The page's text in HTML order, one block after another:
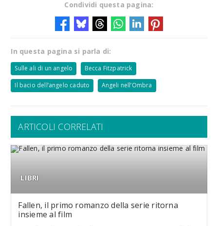
Condividi questa pagina:
In questa pagina si parla di:
Sulle ali di un angelo Becca Fitzpatrick
Il bacio dell’angelo caduto Angeli nell’Ombra
ARTICOLI CORRELATI
LIBRI
Fallen, il primo romanzo della serie ritorna
insieme al film